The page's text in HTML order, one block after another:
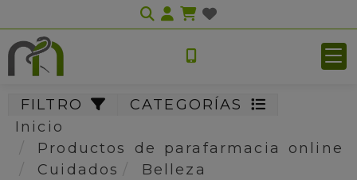
Identifícate
FILTRO
CATEGORÍAS
Inicio
Productos de parafarmacia online
Cuidados
Belleza